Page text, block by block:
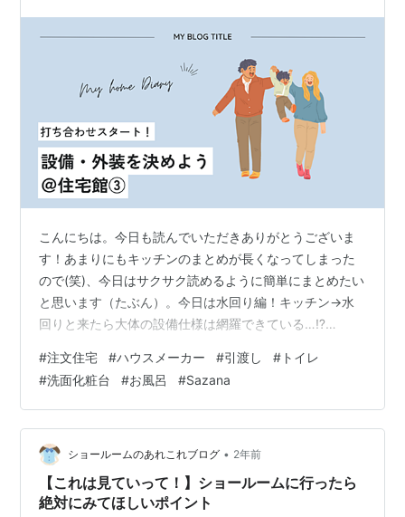
こんにちは。今日も読んでいただきありがとうございま
す！あまりにもキッチンのまとめが長くなってしまった
ので(笑)、今日はサクサク読めるように簡単にまとめたい
と思います（たぶん）。今日は水回り編！キッチン→水
回りと来たら大体の設備仕様は網羅できている…⁉
うので、カタログに載っているものとは若干違うかもし
れませんが、スタート！▶トイレ（1階、2階）【標準】
１階はタンクレス、２階はタンクありにしました。いず
れもTOTOの標準仕様のもの、カラーはホワイトを選び
ました。フチがなくて掃除しやすそうなのと、メーカー
への安心感から特に…
#注文住宅 #ハウスメーカー #引渡し # トイレ
#洗面化粧台 #お風呂 #Sazana
ショールームのあれこれブログ • 2年前
【これは見ていって！】ショールームに行ったら
絶対にみてほしいポイント